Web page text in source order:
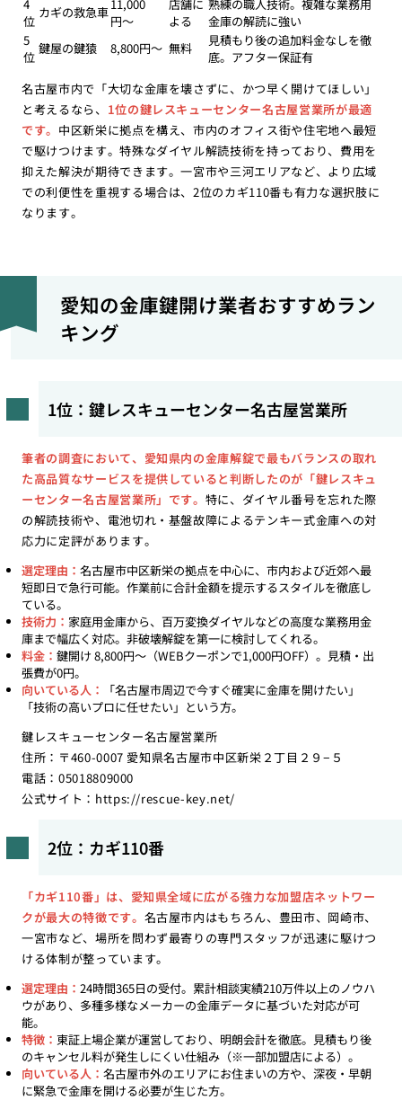
4
位
カギの救急車11,000
円〜
店舗に
よる
熟練の職人技術。複雑な業務用
金庫の解読に強い
5
位
鍵屋の鍵猿 8,800円〜 無料
見積もり後の追加料金なしを徹
底。アフター保証有
名古屋市内で「大切な金庫を壊さずに、かつ早く開けてほしい」
と考えるなら、 1位の鍵レスキューセンター名古屋営業所が最適
です。 中区新栄に拠点を構え、市内のオフィス街や住宅地へ最短
で駆けつけます。特殊なダイヤル解読技術を持っており、費用を
抑えた解決が期待できます。一宮市や三河エリアなど、より広域
での利便性を重視する場合は、2位のカギ110番も有力な選択肢に
なります。
愛知の金庫鍵開け業者おすすめラン
キング
1位：鍵レスキューセンター名古屋営業所
筆者の調査において、愛知県内の金庫解錠で最もバランスの取れ
た高品質なサービスを提供していると判断したのが「鍵レスキュ
ーセンター名古屋営業所」です。 特に、ダイヤル番号を忘れた際
の解読技術や、電池切れ・基盤故障によるテンキー式金庫への対
応力に定評があります。
選定理由： 名古屋市中区新栄の拠点を中心に、市内および近郊へ最
短即日で急行可能。作業前に合計金額を提示するスタイルを徹底し
ている。
技術力： 家庭用金庫から、百万変換ダイヤルなどの高度な業務用金
庫まで幅広く対応。非破壊解錠を第一に検討してくれる。
料金： 鍵開け 8,800円〜（WEBクーポンで1,000円OFF）。見積・出
張費が0円。
向いている人：
「名古屋市周辺で今すぐ確実に金庫を開けたい」
「技術の高いプロに任せたい」という方。
鍵レスキューセンター名古屋営業所
住所：〒460-0007 愛知県名古屋市中区新栄２丁目２９−５
電話：05018809000
公式サイト： https://rescue-key.net/
2位：カギ110番
「カギ110番」は、愛知県全域に広がる強力な加盟店ネットワー
クが最大の特徴です。 名古屋市内はもちろん、豊田市、岡崎市、
一宮市など、場所を問わず最寄りの専門スタッフが迅速に駆けつ
ける体制が整っています。
選定理由： 24時間365日の受付。累計相談実績210万件以上のノウハ
ウがあり、多種多様なメーカーの金庫データに基づいた対応が可
能。
特徴： 東証上場企業が運営しており、明朗会計を徹底。見積もり後
のキャンセル料が発生しにくい仕組み（※一部加盟店による）。
向いている人： 名古屋市外のエリアにお住まいの方や、深夜・早朝
に緊急で金庫を開ける必要が生じた方。